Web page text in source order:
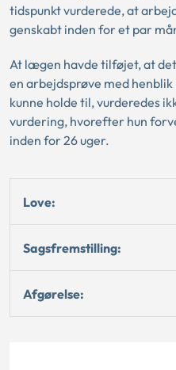
tidspunkt vurderede, at
genskabt inden for et par
At lægen havde tilføjet, at
en arbejdsprøve med
kunne holde til, vurderedes
vurdering, hvorefter hun
inden for 26 uger.
Love:
Sagsfremstilling:
Afgørelse: